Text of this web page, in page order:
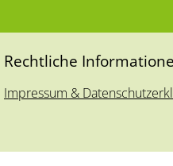
Rechtliche
Impressum &